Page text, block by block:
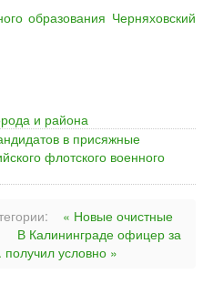
образования Черняховский
и района
в присяжные
флотского военного
« Новые очистные
В Калининграде офицер за
условно »